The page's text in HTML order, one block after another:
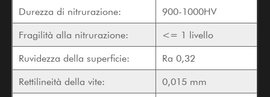
Durezza di nitrurazione:
900-1000HV
Fragilità alla nitrurazione:
<= 1 livello
Ruvidezza della superficie:
Ra 0,32
Rettilineità della vite:
0,015 mm